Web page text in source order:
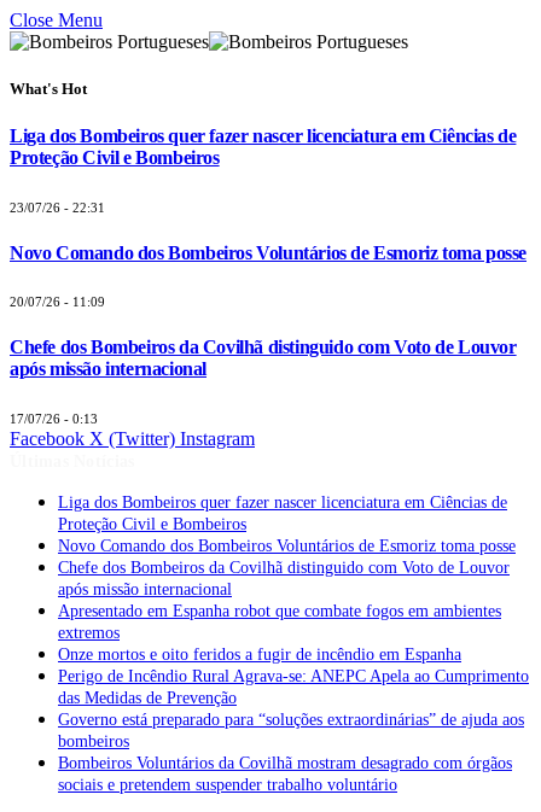
Close Menu
What's Hot
Liga dos Bombeiros quer fazer nascer licenciatura em Ciências de
Proteção Civil e Bombeiros
23/07/26 - 22:31
Novo Comando dos Bombeiros Voluntários de Esmoriz toma posse
20/07/26 - 11:09
Chefe dos Bombeiros da Covilhã distinguido com Voto de Louvor
após missão internacional
17/07/26 - 0:13
Facebook X (Twitter) Instagram
Liga dos Bombeiros quer fazer nascer licenciatura em Ciências de
Proteção Civil e Bombeiros
Novo Comando dos Bombeiros Voluntários de Esmoriz toma posse
Chefe dos Bombeiros da Covilhã distinguido com Voto de Louvor
após missão internacional
Apresentado em Espanha robot que combate fogos em ambientes
extremos
Onze mortos e oito feridos a fugir de incêndio em Espanha
Perigo de Incêndio Rural Agrava-se: ANEPC Apela ao Cumprimento
das Medidas de Prevenção
Governo está preparado para “soluções extraordinárias” de ajuda aos
bombeiros
Bombeiros Voluntários da Covilhã mostram desagrado com órgãos
sociais e pretendem suspender trabalho voluntário